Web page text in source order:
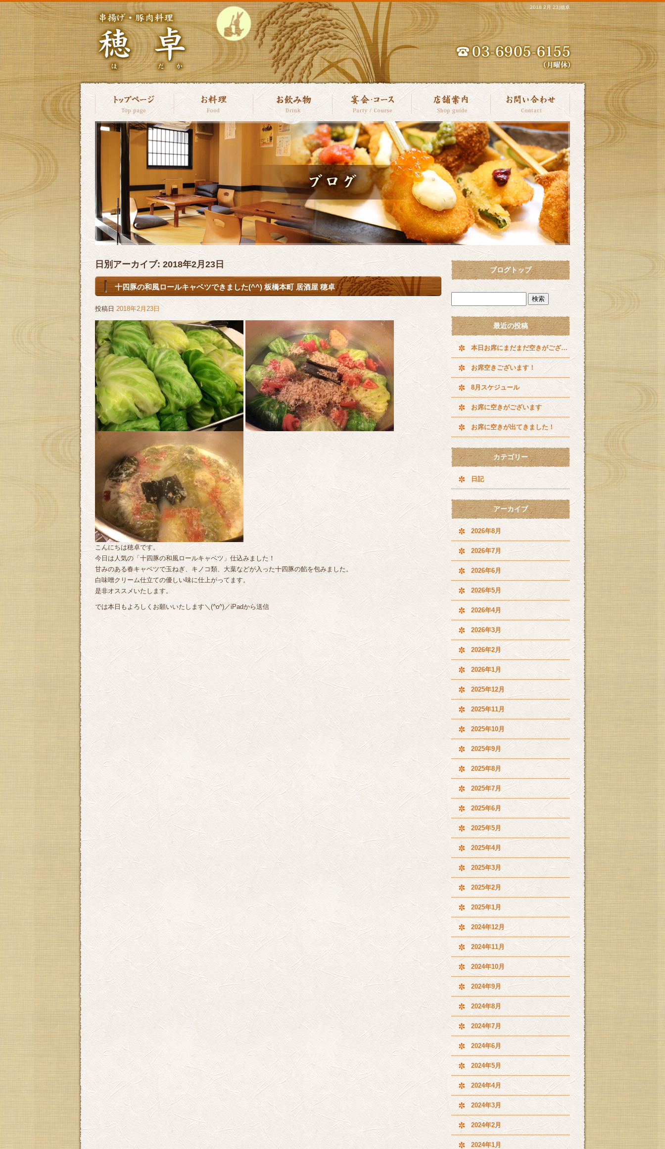
2018 2月 23|穂卓
日別アーカイブ: 2018年2月23日
十四豚の和風ロールキャベツできました(^^) 板橋本町 居酒屋 穂卓
投稿日 2018年2月23日
こんにちは穂卓です。
今日は人気の「十四豚の和風ロールキャベツ」仕込みました！
甘みのある春キャベツで玉ねぎ、キノコ類、大葉などが入った十四豚の餡を包みました。
白味噌クリーム仕立ての優しい味に仕上がってます。
是非オススメいたします。
では本日もよろしくお願いいたします＼(^o^)／iPadから送信
ブログトップ
最近の投稿
本日お席にまだまだ空きがございます^ ^
お席空きございます！
8月スケジュール
お席に空きがございます
お席に空きが出てきました！
カテゴリー
日記
アーカイブ
2026年8月
2026年7月
2026年6月
2026年5月
2026年4月
2026年3月
2026年2月
2026年1月
2025年12月
2025年11月
2025年10月
2025年9月
2025年8月
2025年7月
2025年6月
2025年5月
2025年4月
2025年3月
2025年2月
2025年1月
2024年12月
2024年11月
2024年10月
2024年9月
2024年8月
2024年7月
2024年6月
2024年5月
2024年4月
2024年3月
2024年2月
2024年1月